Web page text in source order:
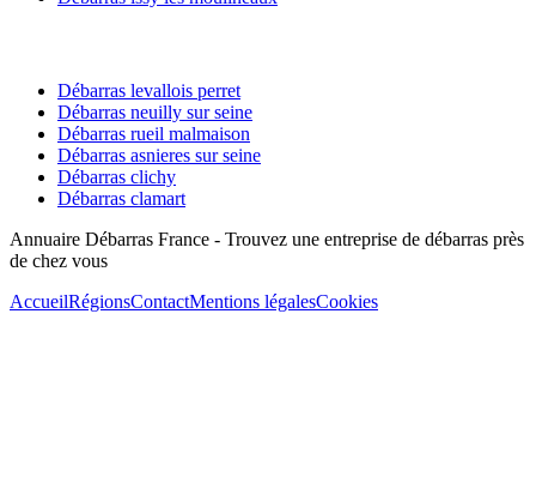
Débarras levallois perret
Débarras neuilly sur seine
Débarras rueil malmaison
Débarras asnieres sur seine
Débarras clichy
Débarras clamart
Annuaire Débarras France - Trouvez une entreprise de débarras près
de chez vous
AccueilRégionsContactMentions légalesCookies